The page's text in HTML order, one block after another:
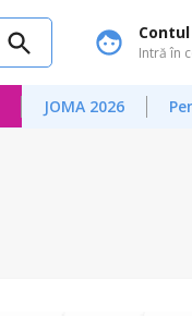
Intră în
JOMA 2026